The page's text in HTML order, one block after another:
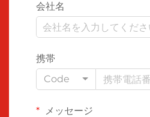
会社名
携帯
Code
メッセージ